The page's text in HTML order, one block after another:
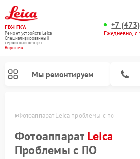
FIX-LEICA
Ремонт устройств Leica
Специализированный
cервисный центр г.
Воронеж
+7
Ежедневно,
Мы ремонтируем
Фотоаппарат Leica проблемы с по
Фотоаппарат Leica
Проблемы с ПО